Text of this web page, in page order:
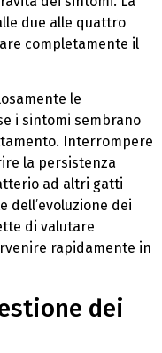
due alle quattro
completamente il
le
i sintomi sembrano
Interrompere
la persistenza
ad altri gatti
dell’evoluzione dei
di valutare
rapidamente in
dei